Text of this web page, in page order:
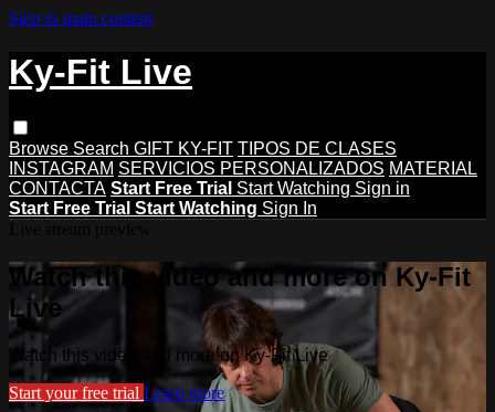
Skip to main content
Ky-Fit Live
Browse Search GIFT KY-FIT TIPOS DE CLASES
INSTAGRAM SERVICIOS PERSONALIZADOS MATERIAL
CONTACTA Start Free Trial Start Watching Sign in
Start Free Trial Start Watching Sign In
Watch this video and more on Ky-Fit
Live
Watch this video and more on Ky-Fit Live
Start your free trial Learn more